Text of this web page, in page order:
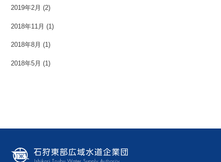
2019年2月 (2)
2018年11月 (1)
2018年8月 (1)
2018年5月 (1)